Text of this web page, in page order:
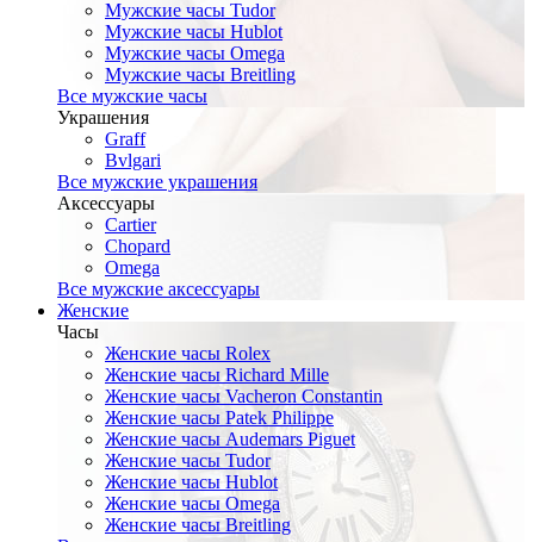
Мужские часы Tudor
Мужские часы Hublot
Мужские часы Omega
Мужские часы Breitling
Все мужские часы
Украшения
Graff
Bvlgari
Все мужские украшения
Аксессуары
Cartier
Chopard
Omega
Все мужские аксессуары
Женские
Часы
Женские часы Rolex
Женские часы Richard Mille
Женские часы Vacheron Constantin
Женские часы Patek Philippe
Женские часы Audemars Piguet
Женские часы Tudor
Женские часы Hublot
Женские часы Omega
Женские часы Breitling